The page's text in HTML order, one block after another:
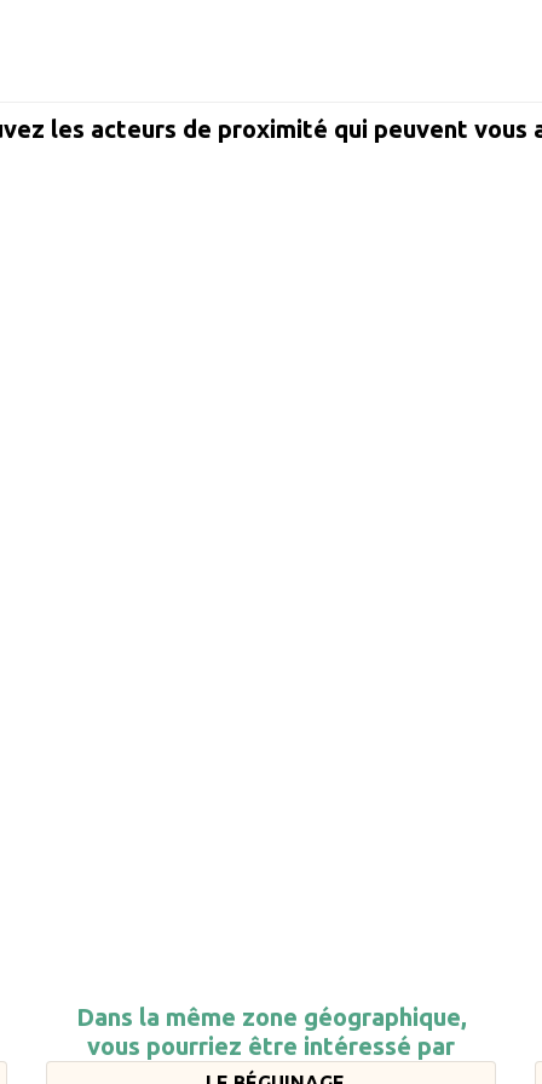
les acteurs de proximité qui peuvent vous
Dans la même zone géographique,
vous pourriez être intéressé par